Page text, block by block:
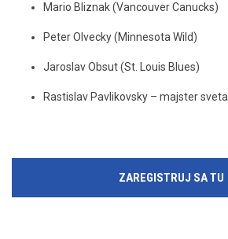
Mario Bliznak (Vancouver Canucks)
Peter Olvecky (Minnesota Wild)
Jaroslav Obsut (St. Louis Blues)
Rastislav Pavlikovsky – majster sveta
ZAREGISTRUJ SA TU